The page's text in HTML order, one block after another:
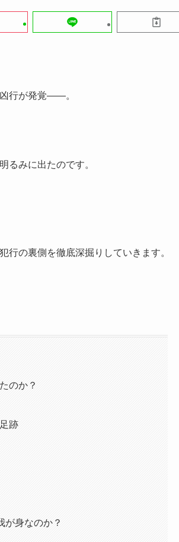
行が発覚——。
るみに出たのです。
行の裏側を徹底深掘りしていきます。
のか？
跡
が身なのか？